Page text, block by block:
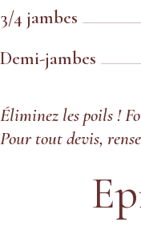
3/4 jambes
Demi-jambes
Éliminez les poils !
Pour tout devis,